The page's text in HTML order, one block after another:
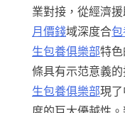
業對接，從經濟
月價錢域深度合
生包養俱樂部特色
條具有示范意義
生包養俱樂部現